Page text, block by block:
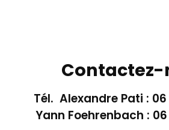
Contactez-
Tél. Alexandre Pati :
Yann Foehrenbach :